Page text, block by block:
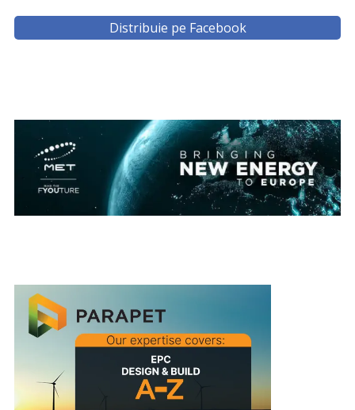
Distribuie pe Facebook